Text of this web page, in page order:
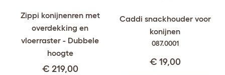
Zippi konijnenren met
overdekking en
vloerraster - Dubbele
hoogte
€ 219,00
Caddi snackhouder voor
konijnen
087.0001
€ 19,00